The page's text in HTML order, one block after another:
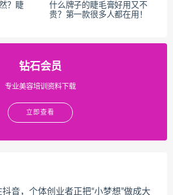
？睫
什么牌子的睫毛膏好用又不
贵？第一款很多人都在用！
钻石会员
专业美容培训资料下载
立即查看
抖音，个体创业者正把“小梦想”做成大